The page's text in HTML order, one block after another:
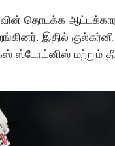
தொடக்க
இதில்
ஸ்டோய்னிஸ் மற்றும்